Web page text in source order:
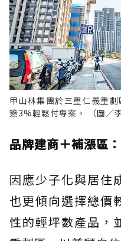
甲山林集團於三重仁義重
簽3%輕鬆付專案。 （圖／
品牌建商＋補漲區
因應少子化與居住
也更傾向選擇總價
性的輕坪數產品，